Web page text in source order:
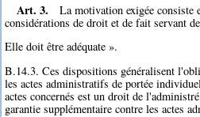
Art. 3.
La motivation exigée consiste
considérations de droit et de fait servant
Elle doit être adéquate ».
B.14.3. Ces dispositions généralisent
les actes administratifs de portée
actes concernés est un droit de
garantie supplémentaire contre les actes